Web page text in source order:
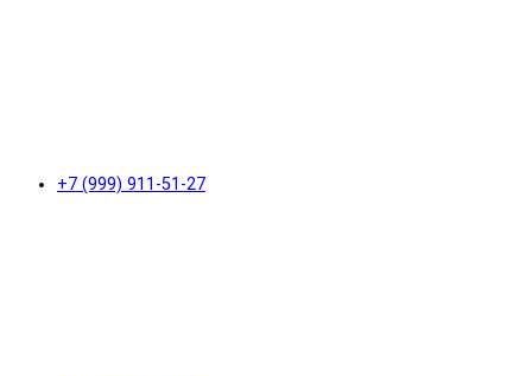
+7 (999) 911-51-27